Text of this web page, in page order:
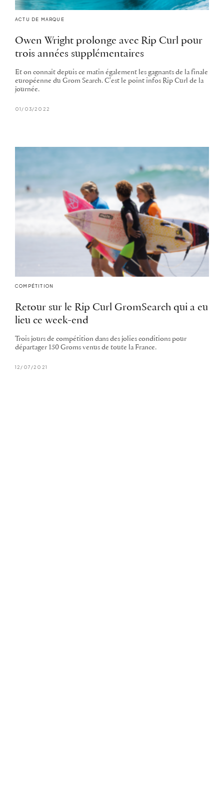
ACTU DE MARQUE
Owen Wright prolonge avec Rip Curl pour
trois années supplémentaires
Et on connaît depuis ce matin également les gagnants de la finale
européenne du Grom Search. C'est le point infos Rip Curl de la
journée.
01/03/2022
COMPÉTITION
Retour sur le Rip Curl GromSearch qui a eu
lieu ce week-end
Trois jours de compétition dans des jolies conditions pour
départager 150 Groms venus de toute la France.
12/07/2021